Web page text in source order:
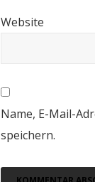
Website
Name, E-Mail-
speichern.